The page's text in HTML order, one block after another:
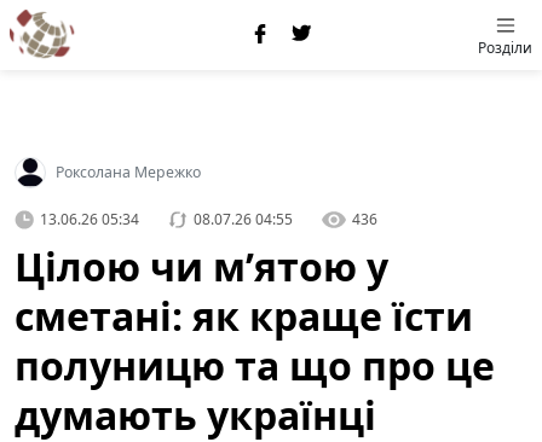
Розділи
Роксолана Мережко
13.06.26 05:34 08.07.26 04:55 436
Цілою чи м’ятою у
сметані: як краще їсти
полуницю та що про це
думають українці